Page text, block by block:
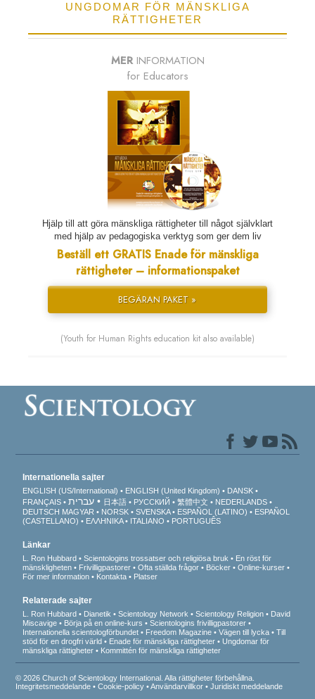
UNGDOMAR FÖR MÄNSKLIGA
RÄTTIGHETER
MER INFORMATION
for Educators
Hjälp till att göra mänskliga rättigheter till något självklart
med hjälp av pedagogiska verktyg som ger dem liv
Beställ ett GRATIS Enade för mänskliga
rättigheter – informationspaket
BEGÄRAN PAKET »
(Youth for Human Rights education kit also available)
Internationella sajter
ENGLISH (US/International) ENGLISH (United Kingdom)
DANSK
FRANÇAIS
עברית 日本語 РУССКИЙ 繁體中文
NEDERLANDS
DEUTSCH MAGYAR NORSK SVENSKA ESPAÑOL (LATINO)
ESPAÑOL
(CASTELLANO)
ΕΛΛΗΝΙΚA ITALIANO PORTUGUÊS
Länkar
L. Ron Hubbard Scientologins trossatser och religiösa bruk
En röst för
mänskligheten
Frivilligpastorer Ofta ställda frågor Böcker
Online-kurser
För mer information
Kontakta Platser
Relaterade sajter
L. Ron Hubbard Dianetik Scientology Network Scientology Religion
David
Miscavige
Börja på en online-kurs
Scientologins frivilligpastorer
Internationella scientologförbundet
Freedom Magazine Vägen till lycka
Till
stöd för en drogfri värld
Enade för mänskliga rättigheter
Ungdomar för
mänskliga rättigheter
Kommittén för mänskliga rättigheter
© 2026 Church of Scientology International. Alla rättigheter förbehållna.
Integritetsmeddelande •Cookie-policy •Användarvillkor •Juridiskt meddelande